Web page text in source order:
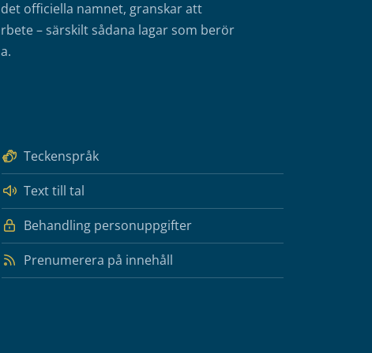
officiella namnet, granskar att
– särskilt sådana lagar som berör
Teckenspråk
Text till tal
Behandling personuppgifter
Prenumerera på innehåll